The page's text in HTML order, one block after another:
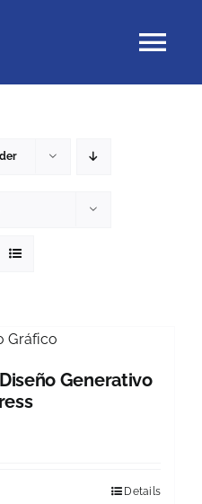
Generativo
Details